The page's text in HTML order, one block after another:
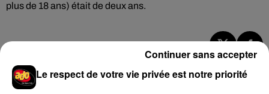
plus de 18 ans) était de deux ans.
Hip-Hop News
Le respect de votre vie privée est notre priorité
Continuer sans accepter